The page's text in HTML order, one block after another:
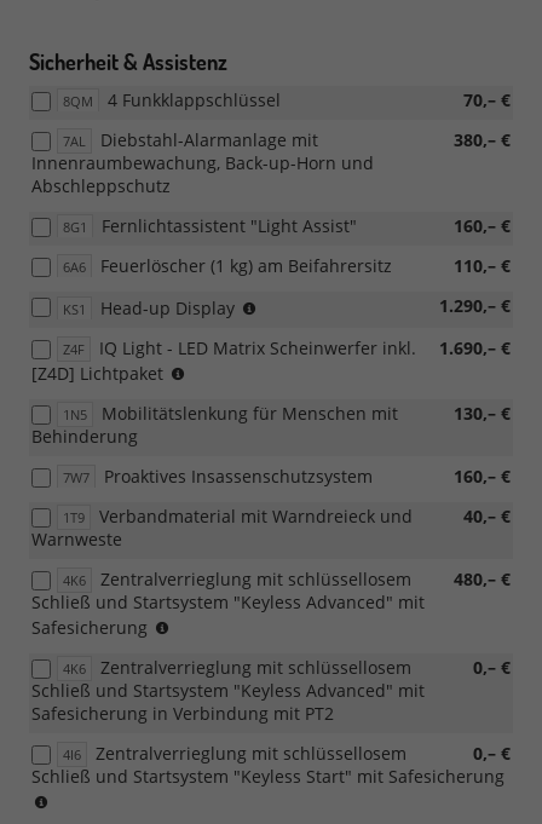
Sicherheit & Assistenz
8QM 70,– €
4 Funkklappschlüssel
7AL 380,– €
Diebstahl-Alarmanlage mit
Innenraumbewachung, Back-up-Horn und
Abschleppschutz
8G1 160,– €
Fernlichtassistent "Light Assist"
6A6 110,– €
Feuerlöscher (1 kg) am Beifahrersitz
KS1 1.290,– €
Head-up Display
Z2H/Z4D/Z4F
Z4F 1.690,– €
IQ Light - LED Matrix Scheinwerfer inkl.
[Z4D] Lichtpaket
Verbindung
Top
Paket
1N5 130,– €
Mobilitätslenkung für Menschen mit
Behinderung
7W7 160,– €
Proaktives Insassenschutzsystem
1T9 40,– €
Verbandmaterial mit Warndreieck und
Warnweste
4K6 480,– €
Zentralverrieglung mit schlüssellosem
Schließ und Startsystem "Keyless Advanced" mit
Safesicherung
7AL
4K6 0,– €
Zentralverrieglung mit schlüssellosem
Schließ und Startsystem "Keyless Advanced" mit
Safesicherung in Verbindung mit PT2
4I6 0,– €
Zentralverrieglung mit schlüssellosem
Schließ und Startsystem "Keyless Start" mit Safesicherung